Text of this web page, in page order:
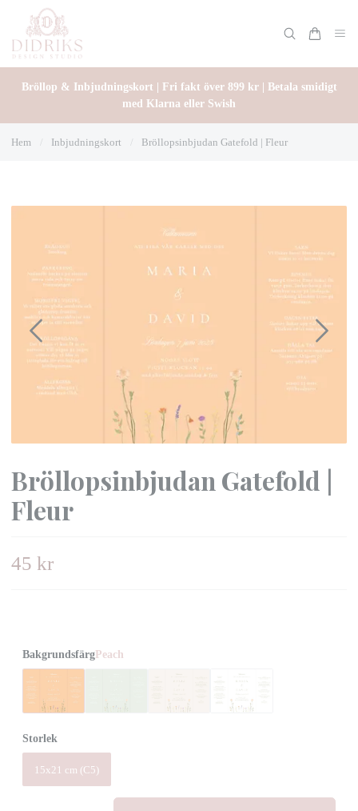
Bröllop & Inbjudningskort | Fri fakt över 899 kr | Betala smidigt
med Klarna eller Swish
Hem Inbjudningskort Bröllopsinbjudan Gatefold | Fleur
Bröllopsinbjudan Gatefold |
Fleur
45 kr
Bakgrundsfärg Peach
Storlek
15x21 cm (C5)